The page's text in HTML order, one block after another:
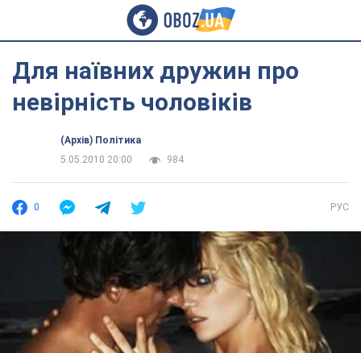
Для наївних дружин про
невірність чоловіків
(Архів) Політика
5.05.2010 20:00
984
0 РУС